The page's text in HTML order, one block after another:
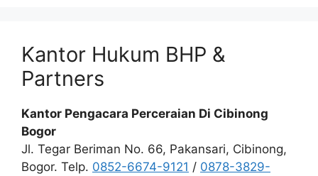
Kantor Hukum BHP &
Partners
Kantor Pengacara Perceraian Di Cibinong
Bogor
Jl. Tegar Beriman No. 66, Pakansari, Cibinong,
Bogor. Telp. 0852-6674-9121 / 0878-3829-